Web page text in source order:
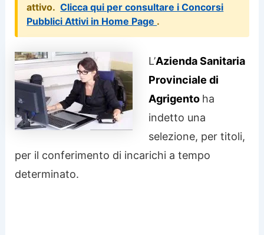
attivo. Clicca qui per consultare i Concorsi
Pubblici Attivi in Home Page .
L’Azienda Sanitaria
Provinciale di
Agrigento ha
indetto una
selezione, per titoli,
per il conferimento di incarichi a tempo
determinato.